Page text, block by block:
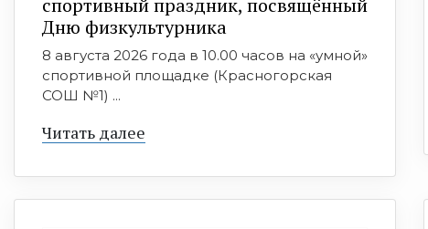
спортивный праздник, посвящённый
Дню физкультурника
8 августа 2026 года в 10.00 часов на «умной»
спортивной площадке (Красногорская
СОШ №1) ...
Читать далее